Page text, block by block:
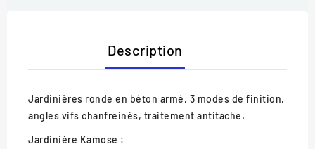
Description
Jardinières ronde en béton armé, 3 modes de finition,
angles vifs chanfreinés, traitement antitache.
Jardinière Kamose :